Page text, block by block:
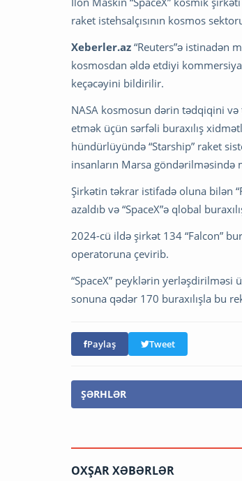
raket istehsalçısının kosmos
Xeberler.az “Reuters”ə istinadən
kosmosdan əldə etdiyi
keçəcəyini bildirilir.
NASA kosmosun dərin tədqiqini və
etmək üçün sərfəli buraxılış
hündürlüyündə “Starship” raket
insanların Marsa göndərilməsində
Şirkətin təkrar istifadə oluna bilən
azaldıb və “SpaceX”ə qlobal
2024-cü ildə şirkət 134 “Falcon”
operatoruna çevirib.
“SpaceX” peyklərin
sonuna qədər 170 buraxılışla bu
Paylaş Tweet
ŞƏRHLƏR
OXŞAR XƏBƏRLƏR